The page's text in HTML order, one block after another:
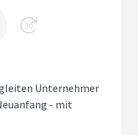
30
Unternehmer
- mit